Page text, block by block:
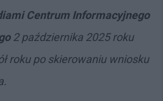
Centrum Informacyjnego
2 października 2025 roku
roku po skierowaniu wniosku